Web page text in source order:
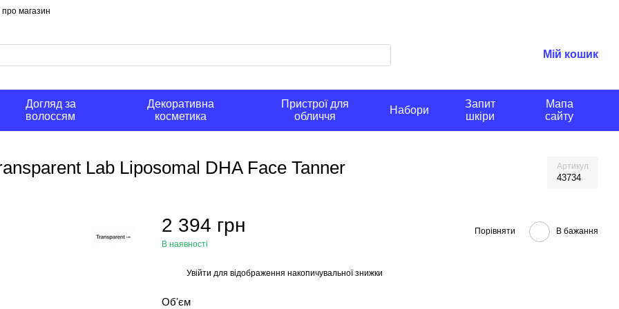
про магазин
Мій кошик
Догляд за
волоссям
Декоративна
косметика
Пристрої для
обличчя
Набори
Запит
шкіри
Мапа
сайту
Lab Liposomal DHA Face Tanner Артикул
43734
2 394 грн
В наявності
Порівняти В бажання
Увійти для відображення накопичувальної знижки
Обʼєм